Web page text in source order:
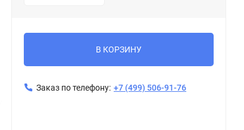
В КОРЗИНУ
Заказ по телефону: +7 (499) 506-91-76